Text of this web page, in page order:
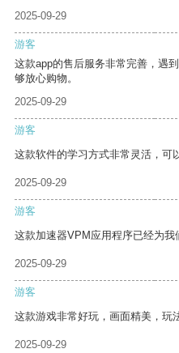
2025-09-29
游客
这款app的售后服务非常完善，遇
够放心购物。
2025-09-29
游客
这款软件的学习方式非常灵活，可
2025-09-29
游客
这款加速器VPM应用程序已经为我
2025-09-29
游客
这款游戏非常好玩，画面精美，玩
2025-09-29